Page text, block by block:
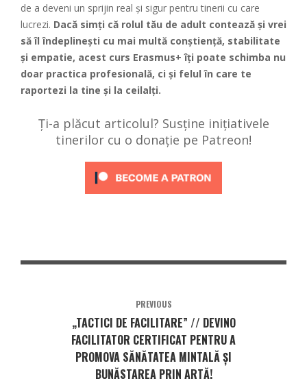
de a deveni un sprijin real și sigur pentru tinerii cu care
lucrezi. Dacă simți că rolul tău de adult contează și vrei
să îl îndeplinești cu mai multă conștiență, stabilitate
și empatie, acest curs Erasmus+ îți poate schimba nu
doar practica profesională, ci și felul în care te
raportezi la tine și la ceilalți.
Ți-a plăcut articolul? Susține inițiativele
tinerilor cu o donație pe Patreon!
PREVIOUS
„TACTICI DE FACILITARE” // DEVINO
FACILITATOR CERTIFICAT PENTRU A
PROMOVA SĂNĂTATEA MINTALĂ ȘI
BUNĂSTAREA PRIN ARTĂ!